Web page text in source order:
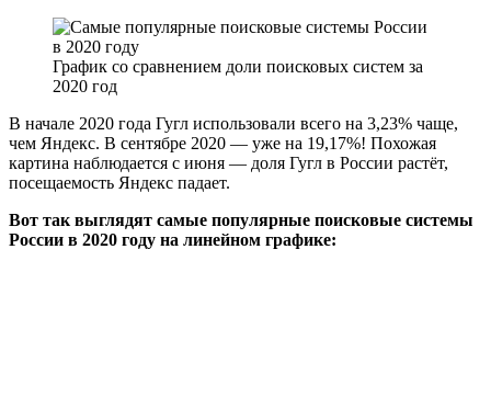
График со сравнением доли поисковых систем за
2020 год
В начале 2020 года Гугл использовали всего на 3,23% чаще,
чем Яндекс. В сентябре 2020 — уже на 19,17%! Похожая
картина наблюдается с июня — доля Гугл в России растёт,
посещаемость Яндекс падает.
Вот так выглядят самые популярные поисковые системы
России в 2020 году на линейном графике: